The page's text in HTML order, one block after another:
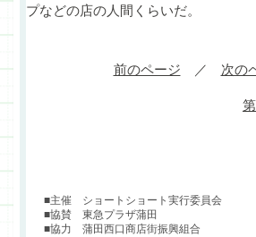
プなどの店の人間くらいだ。
前のページ ／ 次の
■主催 ショートショート実行委員会
■協賛 東急プラザ蒲田
■協力 蒲田西口商店街振興組合